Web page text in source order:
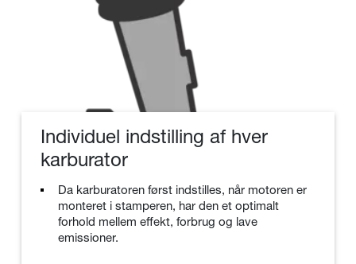
Individuel indstilling af hver
karburator
Da karburatoren først indstilles, når motoren er
monteret i stamperen, har den et optimalt
forhold mellem effekt, forbrug og lave
emissioner.